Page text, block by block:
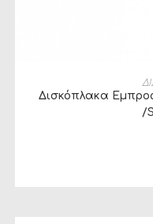
Δισκόπλακα Εμπρος
/